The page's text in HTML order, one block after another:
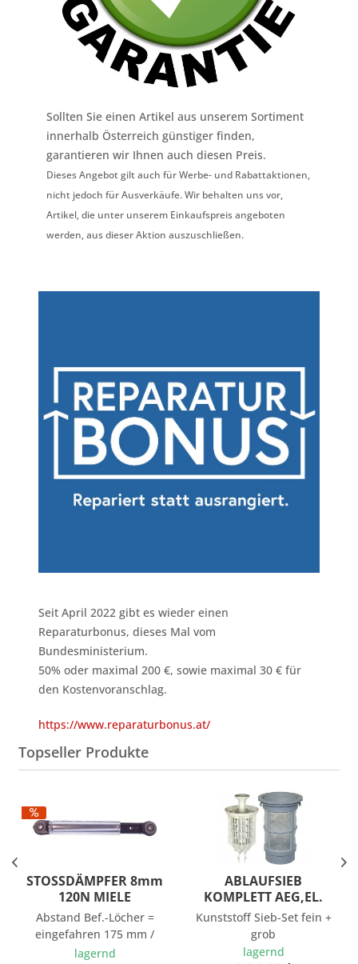
Topseller Produkte
STOSSDÄMPFER 8mm
120N MIELE
Abstand Bef.-Löcher =
eingefahren 175 mm /
ausgefahren 248 mm
lagernd
ABLAUFSIEB
KOMPLETT AEG,EL.
Kunststoff Sieb-Set fein +
grob
lagernd
Sollten Sie einen Artikel aus unserem Sortiment
innerhalb Österreich günstiger finden,
garantieren wir Ihnen auch diesen Preis.
Dieses Angebot gilt auch für Werbe- und Rabattaktionen,
nicht jedoch für Ausverkäufe. Wir behalten uns vor,
Artikel, die unter unserem Einkaufspreis angeboten
werden, aus dieser Aktion auszuschließen.
Seit April 2022 gibt es wieder einen
Reparaturbonus, dieses Mal vom
Bundesministerium.
50% oder maximal 200 €, sowie maximal 30 € für
den Kostenvoranschlag.
https://www.reparaturbonus.at/